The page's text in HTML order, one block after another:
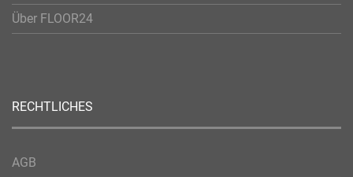
Über FLOOR24
RECHTLICHES
AGB